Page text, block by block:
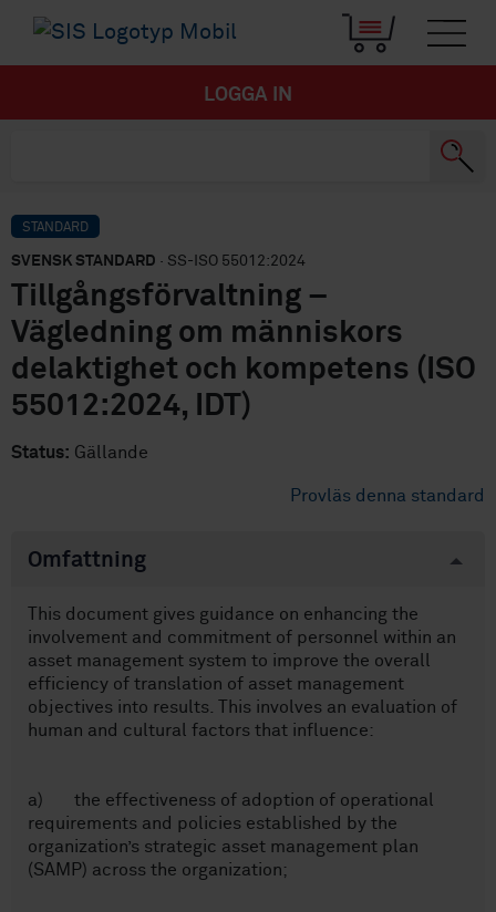
LOGGA IN
STANDARD
SVENSK STANDARD · SS-ISO 55012:2024
Tillgångsförvaltning –
Vägledning om människors
delaktighet och kompetens (ISO
55012:2024, IDT)
Status: Gällande
Provläs denna standard
Omfattning
This document gives guidance on enhancing the
involvement and commitment of personnel within an
asset management system to improve the overall
efficiency of translation of asset management
objectives into results. This involves an evaluation of
human and cultural factors that influence:
a) the effectiveness of adoption of operational
requirements and policies established by the
organization’s strategic asset management plan
(SAMP) across the organization;